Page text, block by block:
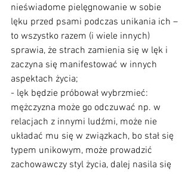
nieświadome pielęgnowanie w sobie
lęku przed psami podczas unikania ich –
to wszystko razem (i wiele innych)
sprawia, że strach zamienia się w lęk i
zaczyna się manifestować w innych
aspektach życia;
- lęk będzie próbował wybrzmieć:
mężczyzna może go odczuwać np. w
relacjach z innymi ludźmi, może nie
układać mu się w związkach, bo stał się
typem unikowym, może prowadzić
zachowawczy styl życia, dalej nasila się